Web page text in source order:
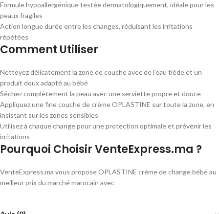
Formule hypoallergénique testée dermatologiquement, idéale pour les
peaux fragiles
Action longue durée entre les changes, réduisant les irritations
répétées
Comment Utiliser
Nettoyez délicatement la zone de couche avec de l’eau tiède et un
produit doux adapté au bébé
Séchez complètement la peau avec une serviette propre et douce
Appliquez une fine couche de crème OPLASTINE sur toute la zone, en
insistant sur les zones sensibles
Utilisez à chaque change pour une protection optimale et prévenir les
irritations
Pourquoi Choisir VenteExpress.ma ?
VenteExpress.ma vous propose OPLASTINE crème de change bébé au
meilleur prix du marché marocain avec